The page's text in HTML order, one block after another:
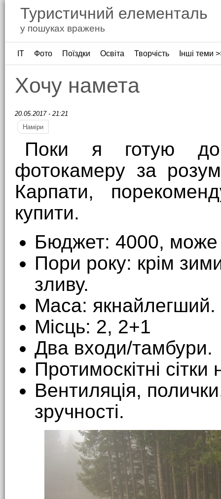
Туристичний елементаль
у пошуках вражень
ІТ Фото Поїздки Освіта Творчість Інші теми
Хочу намета
20.05.2017 - 21:21
Наміри
Поки я готую до
фотокамеру за
Карпати,
купити.
Бюджет: 4000, може
Пори року: крім
зливу.
Маса: якнайлегший.
Місць: 2, 2+1
Два входи/тамбури.
Протимоскітні сітки
Вентиляція,
зручності.